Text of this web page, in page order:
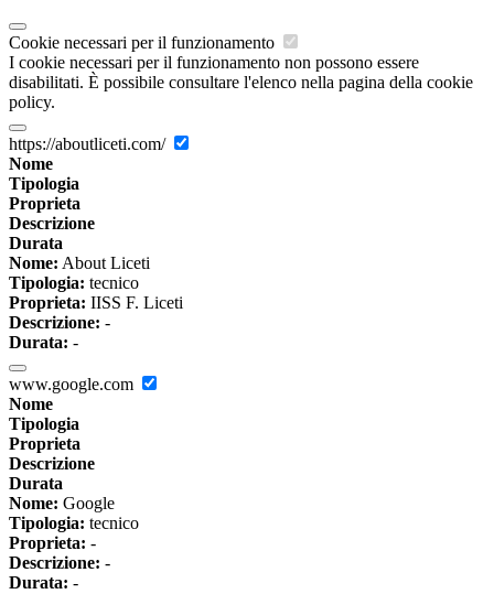
Cookie necessari per il funzionamento
I cookie necessari per il funzionamento non possono essere
disabilitati. È possibile consultare l'elenco nella pagina della cookie
policy.
https://aboutliceti.com/
Nome
Tipologia
Proprieta
Descrizione
Durata
Nome: About Liceti
Tipologia: tecnico
Proprieta: IISS F. Liceti
Descrizione: -
Durata: -
www.google.com
Nome
Tipologia
Proprieta
Descrizione
Durata
Nome: Google
Tipologia: tecnico
Proprieta: -
Descrizione: -
Durata: -